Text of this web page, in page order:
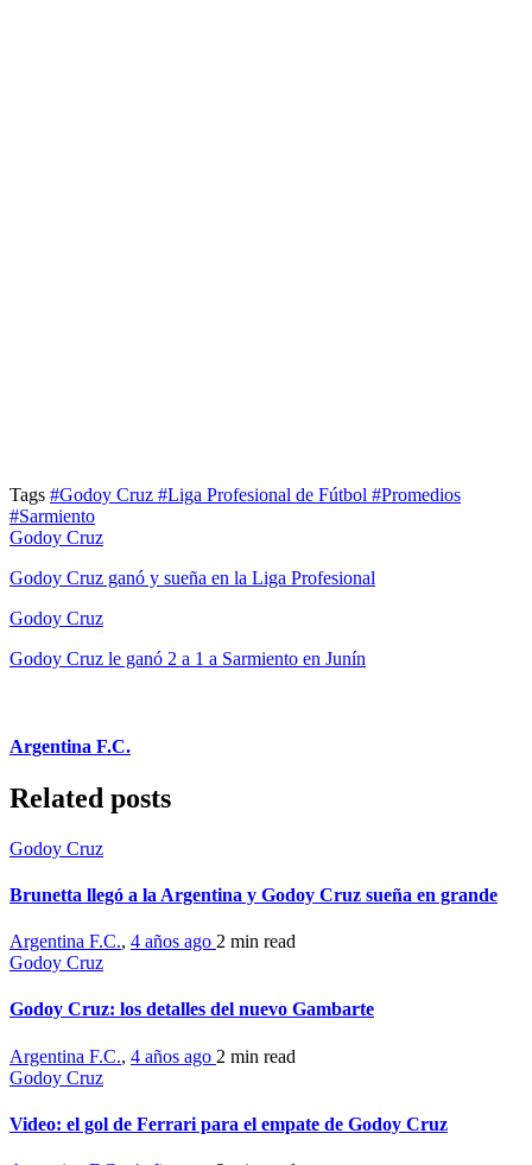
Tags #Godoy Cruz #Liga Profesional de Fútbol #Promedios
#Sarmiento
Godoy Cruz
Godoy Cruz ganó y sueña en la Liga Profesional
Godoy Cruz
Godoy Cruz le ganó 2 a 1 a Sarmiento en Junín
Argentina F.C.
Related posts
Godoy Cruz
Brunetta llegó a la Argentina y Godoy Cruz sueña en grande
Argentina F.C., 4 años ago 2 min read
Godoy Cruz
Godoy Cruz: los detalles del nuevo Gambarte
Argentina F.C., 4 años ago 2 min read
Godoy Cruz
Video: el gol de Ferrari para el empate de Godoy Cruz